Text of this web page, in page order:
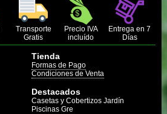
Transporte
Gratis
Precio IVA
incluído
Entrega en 7
Días
Tienda
Formas de Pago
Condiciones de Venta
Destacados
Casetas y Cobertizos Jardín
Piscinas Gre